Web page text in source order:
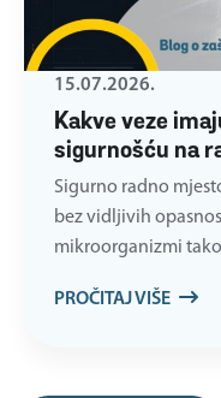
Kakve veze
sigurnošću na
15.07.2026.
Sigurno radno
bez vidljivih
mikroorganizmi
PROČITAJ VIŠE